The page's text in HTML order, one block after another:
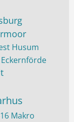
Husum
Makro